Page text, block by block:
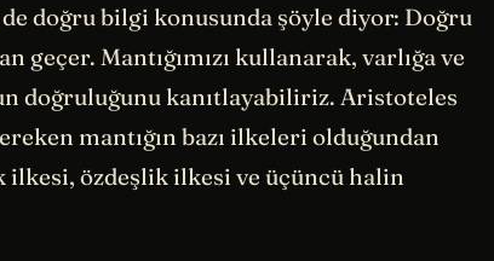
de doğru bilgi konusunda şöyle diyor: Doğru
geçer. Mantığımızı kullanarak, varlığa ve
doğruluğunu kanıtlayabiliriz. Aristoteles
mantığın bazı ilkeleri olduğundan
özdeşlik ilkesi ve üçüncü halin